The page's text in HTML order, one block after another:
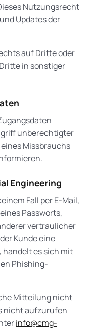
Nutzungsrecht
Updates der
auf Dritte oder
in sonstiger
unberechtigter
Missbrauchs
Engineering
Fall per E-Mail,
Passworts,
vertraulicher
Kunde eine
es sich mit
Phishing-
Mitteilung nicht
nicht aufzurufen
info@cmg-